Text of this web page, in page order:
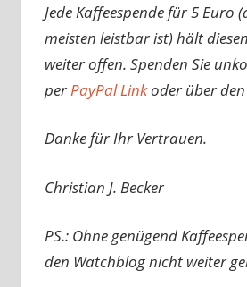
Jede Kaffeespende für 5 Euro
meisten leistbar ist) hält
weiter offen. Spenden Sie
perPayPal Linkoder über den
Danke für Ihr Vertrauen.
Christian J. Becker
PS.: Ohne genügend
den Watchblog nicht weiter